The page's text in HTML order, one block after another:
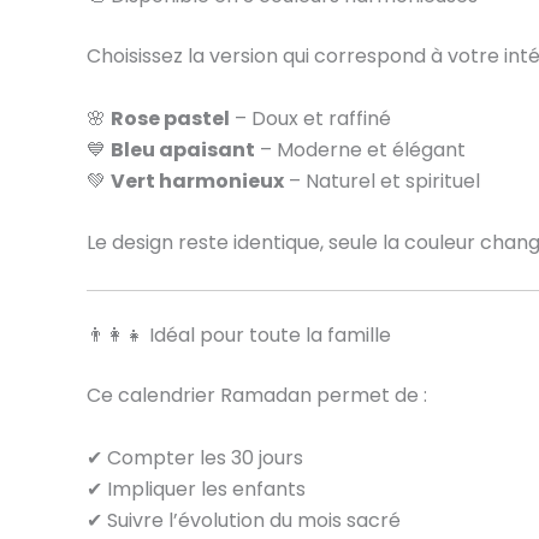
Choisissez la version qui correspond à votre
🌸 Rose pastel – Doux et raffiné
💙 Bleu apaisant – Moderne et élégant
💚 Vert harmonieux – Naturel et spirituel
Le design reste identique, seule la couleur
👨‍👩‍👧 Idéal pour toute la famille
Ce calendrier Ramadan permet de :
✔ Compter les 30 jours
✔ Impliquer les enfants
✔ Suivre l’évolution du mois sacré